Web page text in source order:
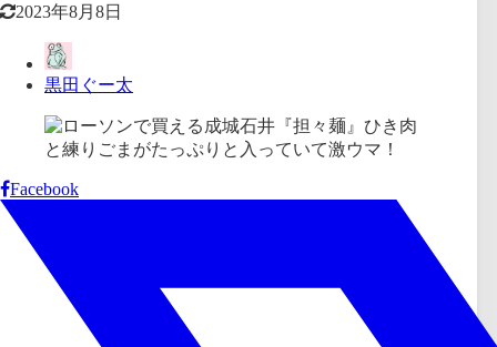
2023年8月8日
黒田ぐー太
Facebook